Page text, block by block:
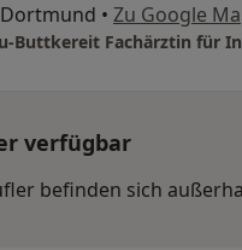
• Zu Google
verfügbar
befinden sich